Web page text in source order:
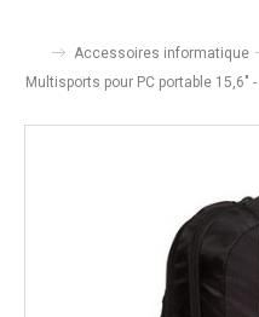
Accessoires informatique
Multisports pour PC portable 15,6" -